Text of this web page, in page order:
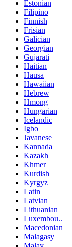
Estonian
Filipino
Finnish
Frisian
Galician
Georgian
Gujarati
Haitian
Hausa
Hawaiian
Hebrew
Hmong
Hungarian
Icelandic
Igbo
Javanese
Kannada
Kazakh
Khmer
Kurdish
Kyrgyz
Latin
Latvian
Lithuanian
Luxembou..
Macedonian
Malagasy
Malay